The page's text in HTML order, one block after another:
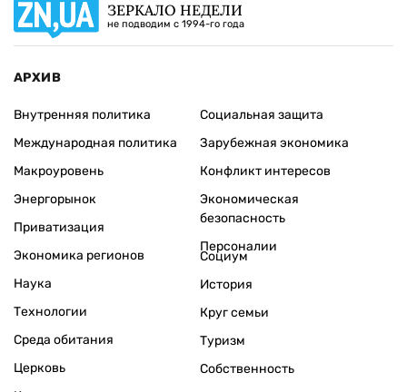
ЗЕРКАЛО НЕДЕЛИ
не подводим с 1994-го года
АРХИВ
Внутренняя политика
Международная политика
Макроуровень
Энергорынок
Приватизация
Экономика регионов
Социальная защита
Зарубежная экономика
Конфликт интересов
Экономическая
безопасность
Персоналии
Наука
Технологии
Среда обитания
Церковь
Социум
История
Круг семьи
Туризм
Собственность